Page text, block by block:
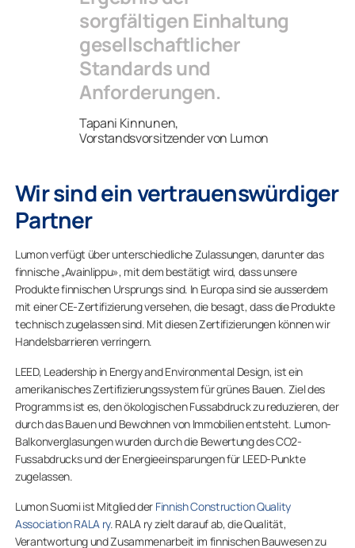
sorgfältigen Einhaltung
gesellschaftlicher
Standards und
Anforderungen.
Tapani Kinnunen,
Vorstandsvorsitzender von Lumon
Wir sind ein vertrauenswürdiger
Partner
Lumon verfügt über unterschiedliche Zulassungen, darunter das
finnische „Avainlippu», mit dem bestätigt wird, dass unsere
Produkte finnischen Ursprungs sind. In Europa sind sie ausserdem
mit einer CE-Zertifizierung versehen, die besagt, dass die Produkte
technisch zugelassen sind. Mit diesen Zertifizierungen können wir
Handelsbarrieren verringern.
LEED, Leadership in Energy and Environmental Design, ist ein
amerikanisches Zertifizierungssystem für grünes Bauen. Ziel des
Programms ist es, den ökologischen Fussabdruck zu reduzieren, der
durch das Bauen und Bewohnen von Immobilien entsteht. Lumon-
Balkonverglasungen wurden durch die Bewertung des CO2-
Fussabdrucks und der Energieeinsparungen für LEED-Punkte
zugelassen.
Lumon Suomi ist Mitglied der Finnish Construction Quality
Association RALA ry. RALA ry zielt darauf ab, die Qualität,
Verantwortung und Zusammenarbeit im finnischen Bauwesen zu